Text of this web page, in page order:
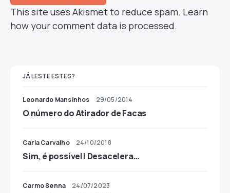
This site uses Akismet to reduce spam. Learn
how your comment data is processed.
JÁ LESTE ESTES?
Leonardo Mansinhos 29/05/2014
O número do Atirador de Facas
Carla Carvalho 24/10/2018
Sim, é possível! Desacelera…
Carmo Senna 24/07/2023